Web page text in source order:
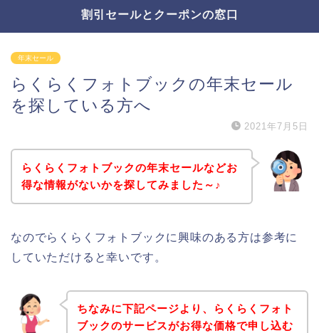
割引セールとクーポンの窓口
年末セール
らくらくフォトブックの年末セール
を探している方へ
2021年7月5日
らくらくフォトブックの年末セールなどお
得な情報がないかを探してみました～♪
なのでらくらくフォトブックに興味のある方は参考に
していただけると幸いです。
ちなみに下記ページより、らくらくフォト
ブックのサービスがお得な価格で申し込む